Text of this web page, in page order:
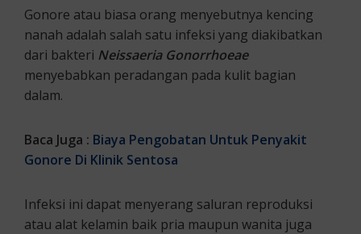
Gonore atau biasa orang menyebutnya kencing
nanah adalah salah satu infeksi yang diakibatkan
dari bakteri Neissaeria Gonorrhoeae
menyebabkan peradangan pada kulit bagian
dalam.
Baca Juga : Biaya Pengobatan Untuk Penyakit
Gonore Di Klinik Sentosa
Infeksi ini dapat menyerang saluran reproduksi
atau alat kelamin baik pria maupun wanita juga